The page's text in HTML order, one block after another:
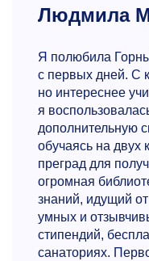
Людмила
Я полюбила
с первых дней. С
но интереснее
я
дополнительную
обучаясь на двух
преград для
огромная
знаний, идущий
умных и
стипендий,
санаториях.